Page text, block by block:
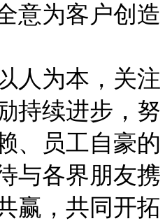
意为客户创造
人为本，关注
持续进步，努
、员工自豪的
与各界朋友携
赢，共同开拓